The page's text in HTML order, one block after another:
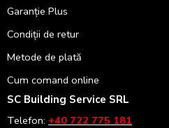
Garanție Plus
Condiții de retur
Metode de plată
Cum comand online
SC Building Service SRL
Telefon: +40 722 775 181